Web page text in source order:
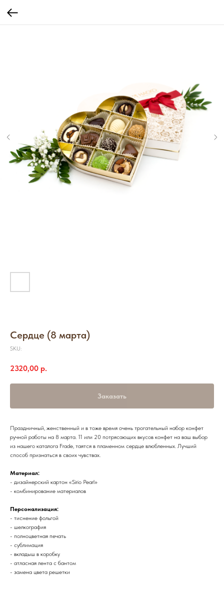
Сердце (8 марта)
SKU:
2320,00 р.
Заказать
Праздничный, женственный и в тоже время очень трогательный набор конфет
ручной работы на 8 марта. 11 или 20 потрясающих вкусов конфет на ваш выбор
из нашего каталога Frade, таятся в пламенном сердце влюбленных. Лучший
способ признаться в своих чувствах.
Материал:
- дизайнерский картон «Sirio Pearl»
- комбинирование материалов
Персонализация:
- тиснение фольгой
- шелкография
- полноцветная печать
- сублимация
- вкладыш в коробку
- атласная лента с бантом
- замена цвета решетки